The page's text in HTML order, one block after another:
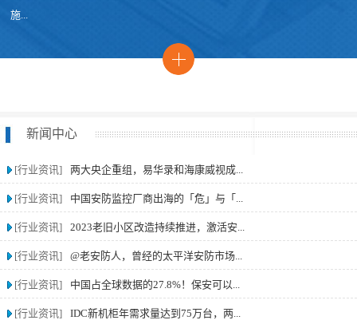
施...
新闻中心
[行业资讯] 两大央企重组，易华录和海康威视成...
[行业资讯] 中国安防监控厂商出海的「危」与「...
[行业资讯] 2023老旧小区改造持续推进，激活安...
[行业资讯] @老安防人，曾经的太平洋安防市场...
[行业资讯] 中国占全球数据的27.8%！保安可以...
[行业资讯] IDC新机柜年需求量达到75万台，两...